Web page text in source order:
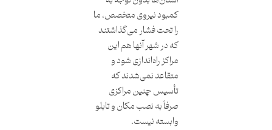
کمبود نیروی متخصص، ما
را تحت فشار می‌گذاشتند
که در شهر آنها هم این
مراکز راه‌اندازی شود و
متقاعد نمی‌شدند که
تأسیس چنین مراکزی
صرفاً به نصب مکان و تابلو
وابسته نیست.